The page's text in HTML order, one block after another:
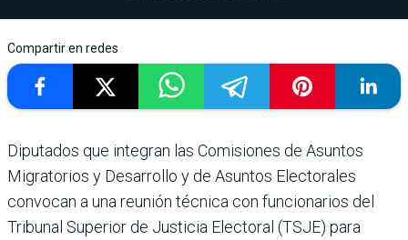
Compartir en redes
Diputados que integran las Comisiones de Asuntos
Migratorios y Desarrollo y de Asuntos Electorales
convocan a una reunión técnica con funcionarios del
Tribunal Superior de Justicia Electoral (TSJE) para